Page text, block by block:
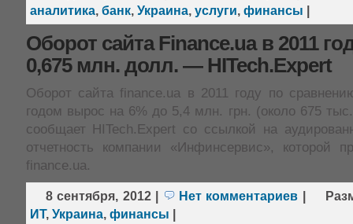
аналитика, банк, Украина, услуги, финансы
Оборот сайта Finance.ua в 2011
0,675 млн. долл. — HITech.Expert
Оборот сайта finance.ua в 2011 году по
годом вырос на 6% до 5,4 млн. грн. (около 675
сообщает HITech.Expert со ссылкой на
отчетность компании «Инфинсервис», которой
finance.ua.
8 сентября, 2012| Нет комментариев
ИТ, Украина, финансы